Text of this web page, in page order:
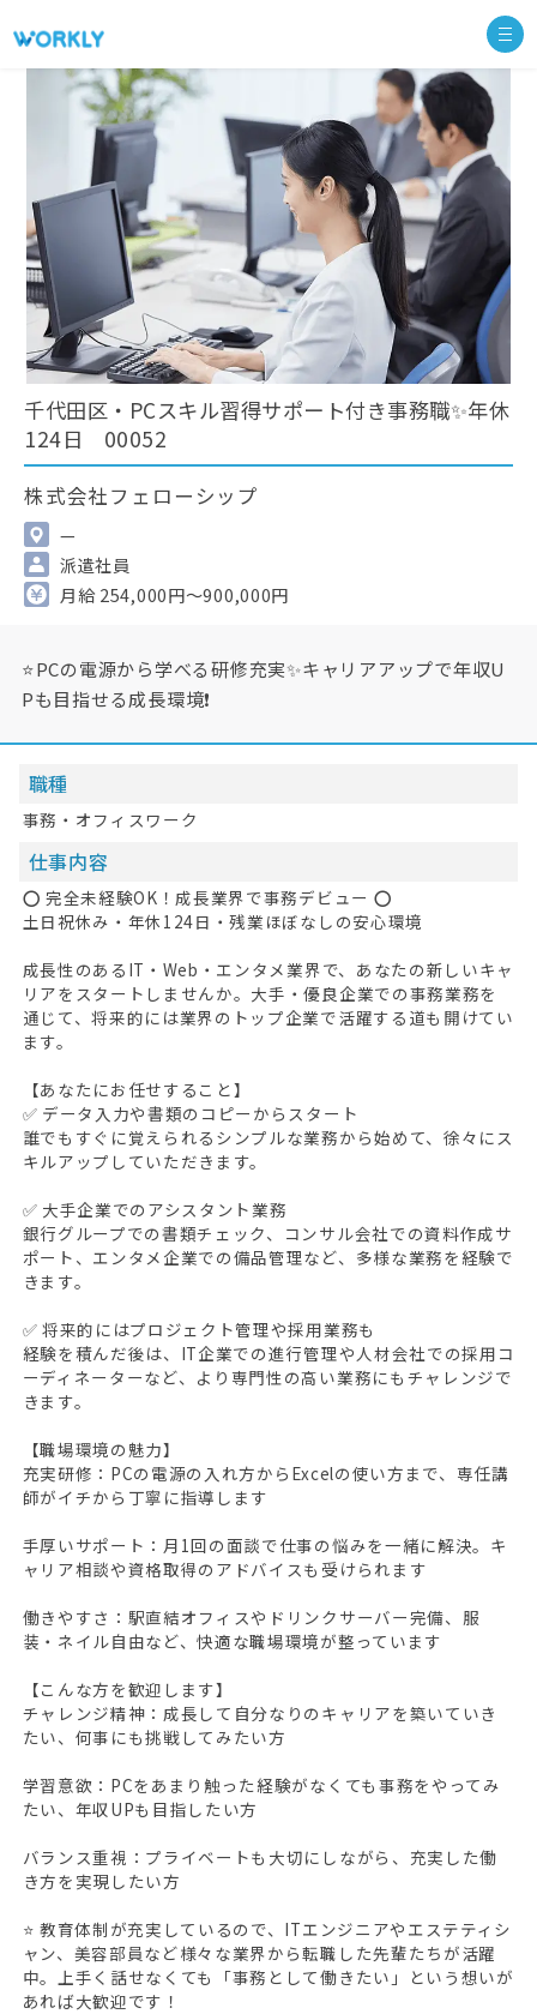
千代田区・PCスキル習得サポート付き事務職✨年休
124日 00052
株式会社フェローシップ
—
派遣社員
月給 254,000円～900,000円
⭐PCの電源から学べる研修充実✨キャリアアップで年収U
Pも目指せる成長環境❗
職種
事務・オフィスワーク
仕事内容
⭕ 完全未経験OK！成長業界で事務デビュー ⭕
土日祝休み・年休124日・残業ほぼなしの安心環境
成長性のあるIT・Web・エンタメ業界で、あなたの新しいキャ
リアをスタートしませんか。大手・優良企業での事務業務を
通じて、将来的には業界のトップ企業で活躍する道も開けてい
ます。
【あなたにお任せすること】
✅ データ入力や書類のコピーからスタート
誰でもすぐに覚えられるシンプルな業務から始めて、徐々にス
キルアップしていただきます。
✅ 大手企業でのアシスタント業務
銀行グループでの書類チェック、コンサル会社での資料作成サ
ポート、エンタメ企業での備品管理など、多様な業務を経験で
きます。
✅ 将来的にはプロジェクト管理や採用業務も
経験を積んだ後は、IT企業での進行管理や人材会社での採用コ
ーディネーターなど、より専門性の高い業務にもチャレンジで
きます。
【職場環境の魅力】
充実研修：PCの電源の入れ方からExcelの使い方まで、専任講
師がイチから丁寧に指導します
手厚いサポート：月1回の面談で仕事の悩みを一緒に解決。キ
ャリア相談や資格取得のアドバイスも受けられます
働きやすさ：駅直結オフィスやドリンクサーバー完備、服
装・ネイル自由など、快適な職場環境が整っています
【こんな方を歓迎します】
チャレンジ精神：成長して自分なりのキャリアを築いていき
たい、何事にも挑戦してみたい方
学習意欲：PCをあまり触った経験がなくても事務をやってみ
たい、年収UPも目指したい方
バランス重視：プライベートも大切にしながら、充実した働
き方を実現したい方
⭐ 教育体制が充実しているので、ITエンジニアやエステティシ
ャン、美容部員など様々な業界から転職した先輩たちが活躍
中。上手く話せなくても「事務として働きたい」という想いが
あれば大歓迎です！